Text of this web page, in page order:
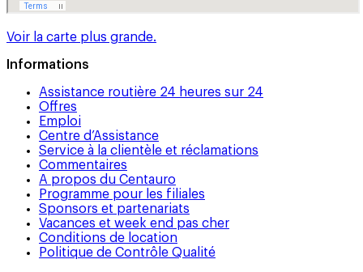
Voir la carte plus grande.
Informations
Assistance routière 24 heures sur 24
Offres
Emploi
Centre d’Assistance
Service à la clientèle et réclamations
Commentaires
A propos du Centauro
Programme pour les filiales
Sponsors et partenariats
Vacances et week end pas cher
Conditions de location
Politique de Contrôle Qualité